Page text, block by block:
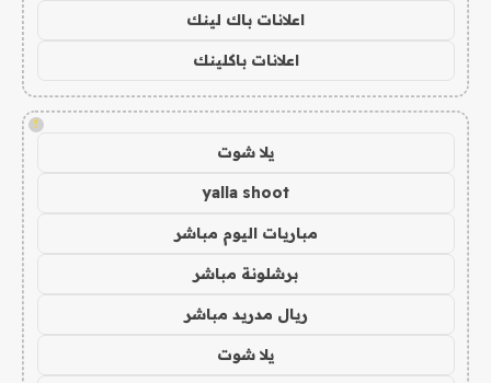
اعلانات باك لينك
اعلانات باكلينك
!
يلا شوت
yalla shoot
مباريات اليوم مباشر
برشلونة مباشر
ريال مدريد مباشر
يلا شوت